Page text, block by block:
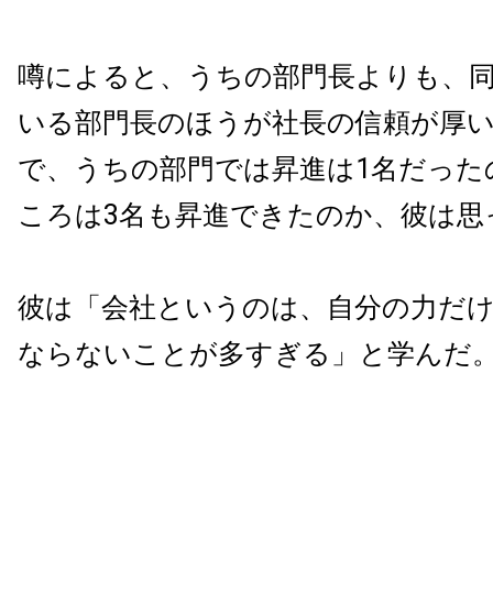
噂によると、うちの部門長よりも、
いる部門長のほうが社長の信頼が厚
で、うちの部門では昇進は1名だっ
ころは3名も昇進できたのか、彼は思
彼は「会社というのは、自分の力だ
ならないことが多すぎる」と学んだ